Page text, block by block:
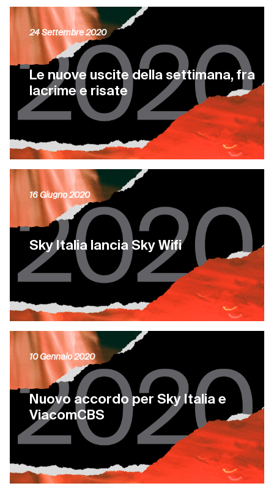
Le nuove uscite della settimana, fra
lacrime e risate
24 Settembre 2020
Sky Italia lancia Sky Wifi
16 Giugno 2020
Nuovo accordo per Sky Italia e
ViacomCBS
10 Gennaio 2020